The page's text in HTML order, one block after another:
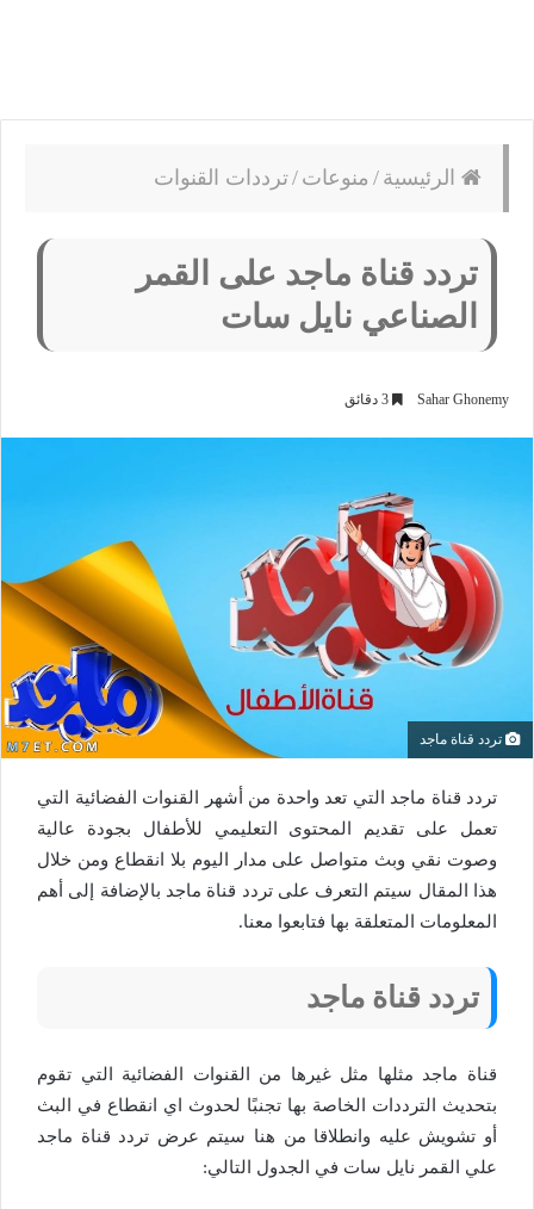
الرئيسية / منوعات /ترددات القنوات
تردد قناة ماجد على القمر
الصناعي نايل سات
Sahar Ghonemy
تردد قناة ماجد
تردد قناة ماجد التي تعد واحدة من أشهر القنوات الفضائية التي
تعمل على تقديم المحتوى التعليمي للأطفال بجودة عالية
وصوت نقي وبث متواصل على مدار اليوم بلا انقطاع ومن خلال
هذا المقال سيتم التعرف على تردد قناة ماجد بالإضافة إلى أهم
المعلومات المتعلقة بها فتابعوا معنا.
تردد قناة ماجد
قناة ماجد مثلها مثل غيرها من القنوات الفضائية التي تقوم
بتحديث الترددات الخاصة بها تجنبًا لحدوث اي انقطاع في البث
أو تشويش عليه وانطلاقا من هنا سيتم عرض تردد قناة ماجد
علي القمر نايل سات في الجدول التالي: